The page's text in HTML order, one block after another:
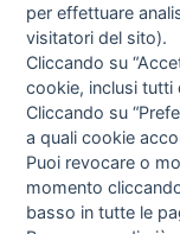
per effettuare
visitatori del sito).
Cliccando su
cookie, inclusi tutti
Cliccando su
a quali cookie
Puoi revocare o
momento
basso in tutte le